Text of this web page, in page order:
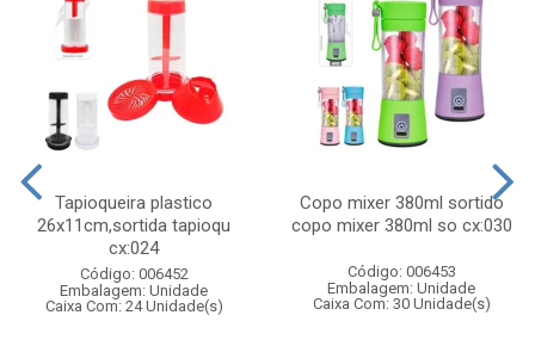
Tapioqueira plastico
26x11cm,sortida tapioqu
cx:024
Código: 006452
Embalagem: Unidade
Caixa Com: 24 Unidade(s)
Copo mixer 380ml sortido
copo mixer 380ml so cx:030
Código: 006453
Embalagem: Unidade
Caixa Com: 30 Unidade(s)